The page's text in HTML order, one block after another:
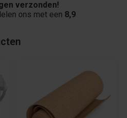
verzonden!
ons met een 8,9